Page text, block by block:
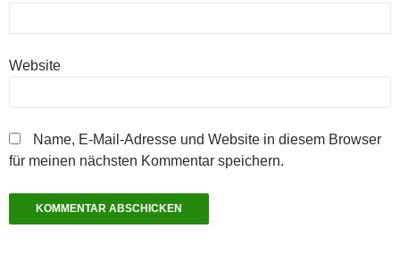
Website
Name, E-Mail-Adresse und Website in diesem Browser
für meinen nächsten Kommentar speichern.